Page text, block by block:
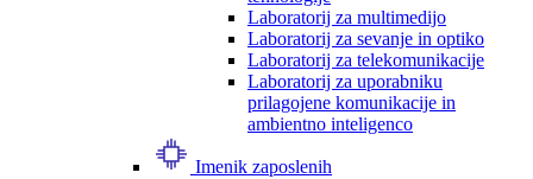
Laboratorij za multimedijo
Laboratorij za sevanje in optiko
Laboratorij za telekomunikacije
Laboratorij za uporabniku
prilagojene komunikacije in
ambientno inteligenco
Imenik zaposlenih